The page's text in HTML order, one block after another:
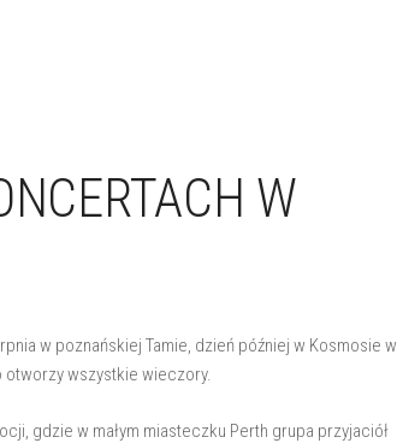
W
w poznańskiej Tamie, dzień później w Kosmosie w
otworzy wszystkie wieczory.
gdzie w małym miasteczku Perth grupa przyjaciół